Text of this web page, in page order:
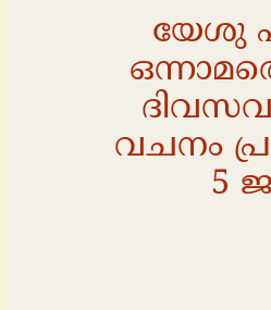
യേശു
വചനം
5